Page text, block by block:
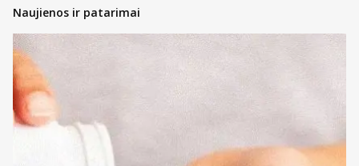
Pasidalinsime bendromis įžvalgomis, ką vertėtų žinoti kiekvienam
pirkėjui, nusprendusiam pirkti internetinėje vaistinėje, kad įsigytų
priemonių ir technikos nauda būtų pati didžiausia!
Atsidarykite prekės puslapyje ir perskaitykite aprašymą,
instrukcijas bei kitą aktualią informaciją;
Jeigu prekė patiko, tačiau norite dar pasidairyti po prekių
sugrįžti vėliau;
Nedvejokite konsultuotis su internetinės vaistinės komanda,
kad gautumėte profesionalų patarimą bet kuriuo klausimu;
Naujienos ir patarimai